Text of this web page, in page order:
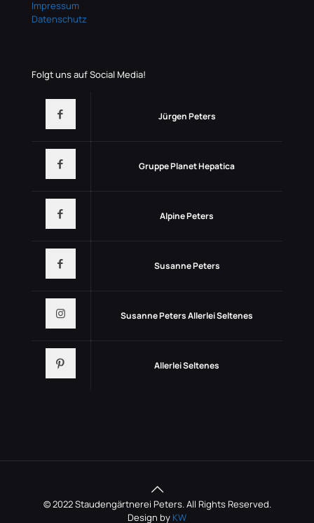
Impressum
Datenschutz
Folgt uns auf Social Media!
Jürgen Peters
Gruppe Planet Hepatica
Alpine Peters
Susanne Peters
Susanne Peters Allerlei Seltenes
Allerlei Seltenes
© 2022 Staudengärtnerei Peters. All Rights Reserved.
Design by KW